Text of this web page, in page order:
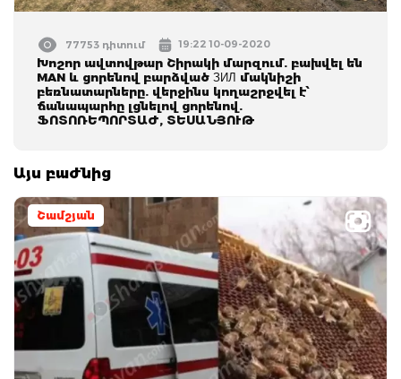
77753 դիտում 19:22 10-09-2020
Խոշոր ավտովթար Շիրակի մարզում. բախվել են
MAN և ցորենով բարձված ЗИЛ մակնիշի
բեռնատարները. վերջինս կողաշրջվել է՝
ճանապարհը լցնելով ցորենով.
ՖՈՏՈՌԵՊՈՐՏԱԺ, ՏԵՍԱՆՅՈՒԹ
Այս բաժնից
Շամշյան